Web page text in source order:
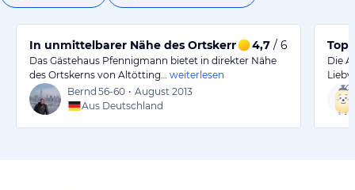
In unmittelbarer Nähe des Ortskerns 4,7 / 6
Das Gästehaus Pfennigmann bietet in direkter Nähe
des Ortskerns von Altötting…
weiterlesen
Bernd 56-60 • August 2013
Aus Deutschland
Top
Die